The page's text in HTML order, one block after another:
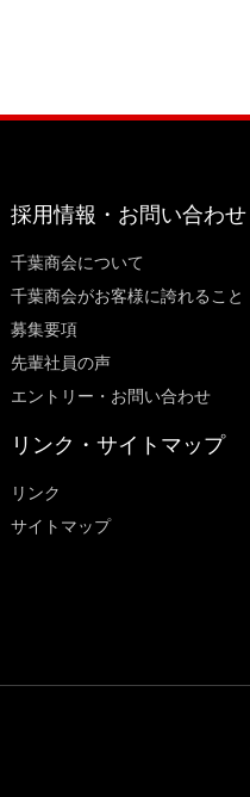
採用情報・お問い合わせ
千葉商会について
千葉商会がお客様に誇れること​
募集要項
先輩社員の声
エントリー・お問い合わせ
リンク・サイトマップ
リンク
サイトマップ